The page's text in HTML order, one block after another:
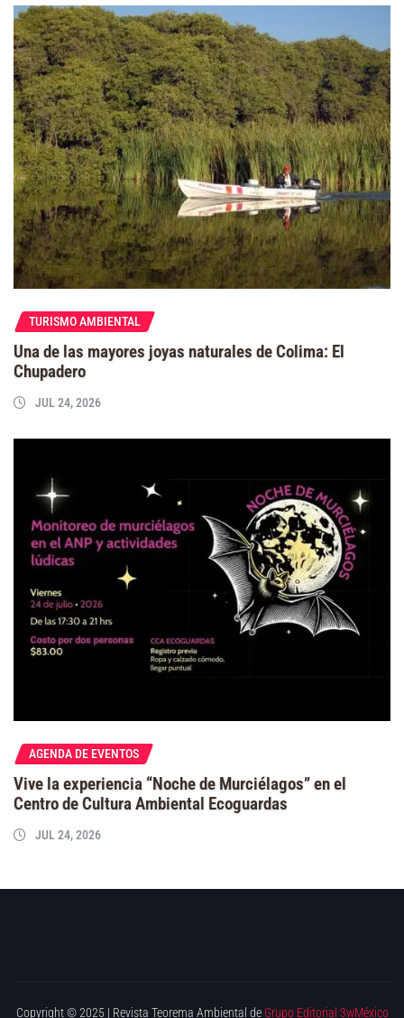
TURISMO AMBIENTAL
Una de las mayores joyas naturales de Colima: El
Chupadero
JUL 24, 2026
AGENDA DE EVENTOS
Vive la experiencia “Noche de Murciélagos” en el
Centro de Cultura Ambiental Ecoguardas
JUL 24, 2026
Copyright © 2025 | Revista Teorema Ambiental de Grupo Editorial 3wMéxico